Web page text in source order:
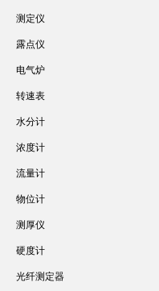
测定仪
露点仪
电气炉
转速表
水分计
浓度计
流量计
物位计
测厚仪
硬度计
光纤测定器